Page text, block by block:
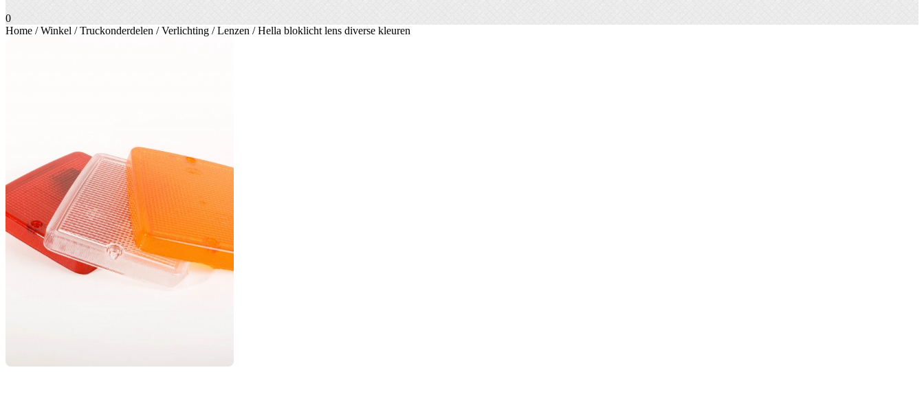
0
Home /Winkel /Truckonderdelen /Verlichting /Lenzen / Hella bloklicht lens diverse kleuren